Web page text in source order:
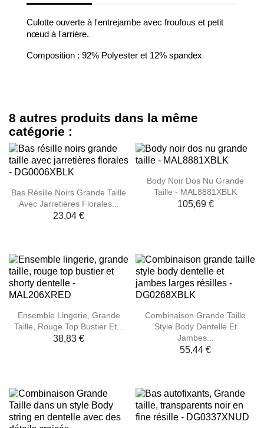
Culotte ouverte à l'entrejambe avec froufous et petit
nœud à l'arrière.
Composition : 92% Polyester et 12% spandex
8 autres produits dans la même
catégorie :
Bas Résille Noirs Grande Taille
Avec Jarretières Florales...
23,04 €
Body Noir Dos Nu Grande
Taille - MAL8881XBLK
105,69 €
Ensemble Lingerie, Grande
Taille, Rouge Top Bustier Et...
38,83 €
Combinaison Grande Taille
Style Body Dentelle Et
Jambes...
55,44 €